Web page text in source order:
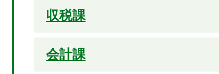
収税課
会計課